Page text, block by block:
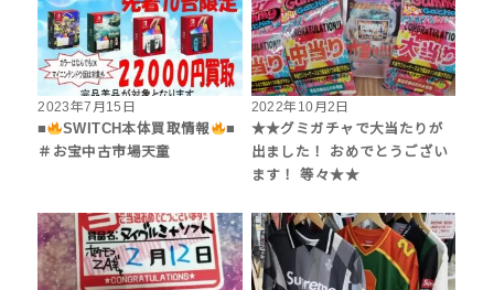
2023年7月15日
■
SWITCH本体買取情報
■
＃お宝中古市場天童
2022年10月2日
★★グミガチャで大当たりが
出ました！ おめでとうござい
ます！ 等々★★